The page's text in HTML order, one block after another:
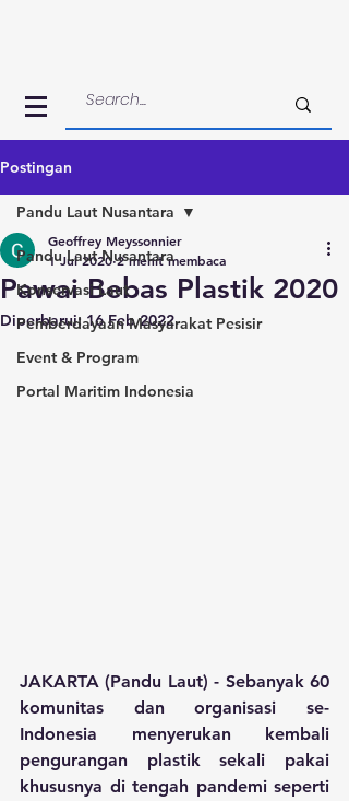
Postingan
Pandu Laut Nusantara
Konservasi Laut
Pemberdayaan Masyarakat Pesisir
Event & Program
Portal Maritim Indonesia
Pandu Laut Nusantara
Pawai Bebas Plastik 2020
Geoffrey Meyssonnier
1 Jul 2020 2 menit membaca
Diperbarui:16 Feb 2022
JAKARTA (Pandu Laut) - Sebanyak 60
komunitas dan organisasi se-
Indonesia menyerukan kembali
pengurangan plastik sekali pakai
khususnya di tengah pandemi seperti